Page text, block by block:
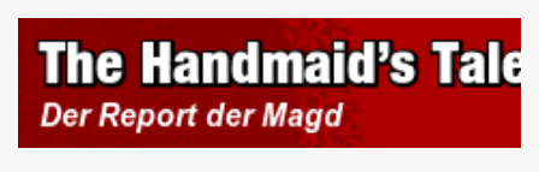
Teilnahme von Frauen weiterhin entschieden ab. Gegenwart. Die
Waterfords beherbergen eine Delegation aus Mexiko, um ein für
Gilead lebenswichtiges Handelsabkommen zu unterzeichnen.
Botschafterin Castillo konfrontiert Serena mit ihrem Buch „Der
Platz einer Frau”, das als Manifest von Gilead gilt und einen